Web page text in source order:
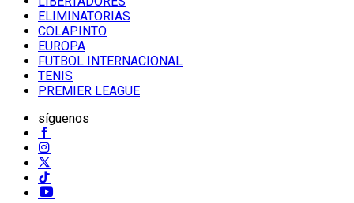
ELIMINATORIAS
COLAPINTO
EUROPA
FUTBOL INTERNACIONAL
TENIS
PREMIER LEAGUE
síguenos